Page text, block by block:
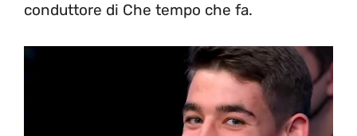
conduttore di Che tempo che fa.